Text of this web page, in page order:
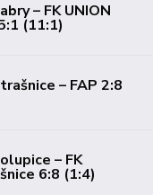
– FK UNION
(11:1)
– FAP 2:8
– FK
6:8 (1:4)